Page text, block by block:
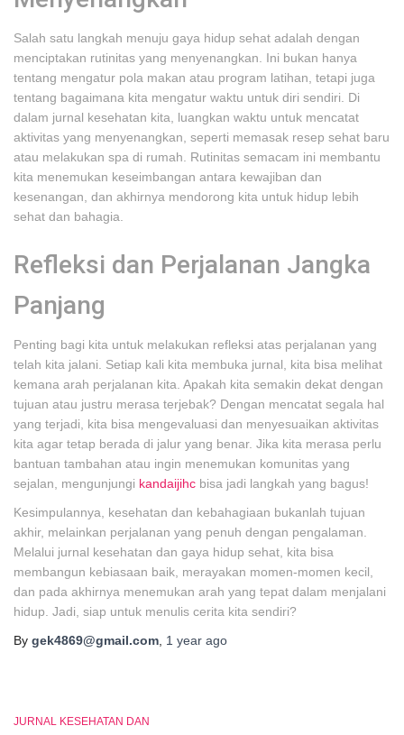
Salah satu langkah menuju gaya hidup sehat adalah dengan
menciptakan rutinitas yang menyenangkan. Ini bukan hanya
tentang mengatur pola makan atau program latihan, tetapi juga
tentang bagaimana kita mengatur waktu untuk diri sendiri. Di
dalam jurnal kesehatan kita, luangkan waktu untuk mencatat
aktivitas yang menyenangkan, seperti memasak resep sehat baru
atau melakukan spa di rumah. Rutinitas semacam ini membantu
kita menemukan keseimbangan antara kewajiban dan
kesenangan, dan akhirnya mendorong kita untuk hidup lebih
sehat dan bahagia.
Refleksi dan Perjalanan Jangka
Panjang
Penting bagi kita untuk melakukan refleksi atas perjalanan yang
telah kita jalani. Setiap kali kita membuka jurnal, kita bisa melihat
kemana arah perjalanan kita. Apakah kita semakin dekat dengan
tujuan atau justru merasa terjebak? Dengan mencatat segala hal
yang terjadi, kita bisa mengevaluasi dan menyesuaikan aktivitas
kita agar tetap berada di jalur yang benar. Jika kita merasa perlu
bantuan tambahan atau ingin menemukan komunitas yang
sejalan, mengunjungi kandaijihc bisa jadi langkah yang bagus!
Kesimpulannya, kesehatan dan kebahagiaan bukanlah tujuan
akhir, melainkan perjalanan yang penuh dengan pengalaman.
Melalui jurnal kesehatan dan gaya hidup sehat, kita bisa
membangun kebiasaan baik, merayakan momen-momen kecil,
dan pada akhirnya menemukan arah yang tepat dalam menjalani
hidup. Jadi, siap untuk menulis cerita kita sendiri?
By gek4869@gmail.com 1 year ago
JURNAL KESEHATAN DAN